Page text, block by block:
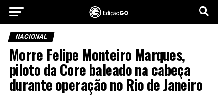
NACIONAL
Morre Felipe Monteiro Marques,
piloto da Core baleado na cabeça
durante operação no Rio de Janeiro